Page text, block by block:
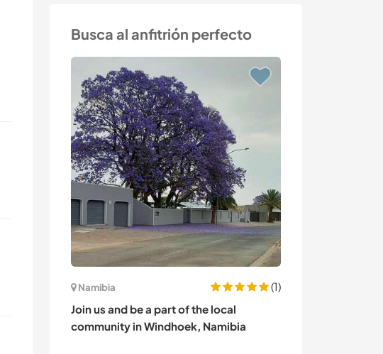
Busca al anfitrión perfecto
Namibia
(1)
Join us and be a part of the local
community in Windhoek, Namibia